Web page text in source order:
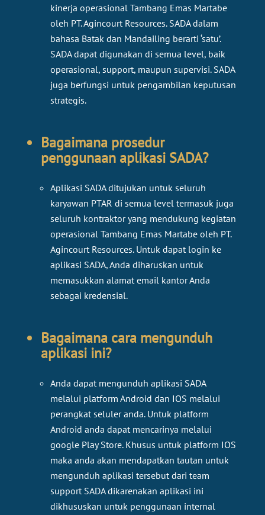
kinerja operasional Tambang Emas Martabe
oleh PT. Agincourt Resources. SADA dalam
bahasa Batak dan Mandailing berarti ‘satu’.
SADA dapat digunakan di semua level, baik
operasional, support, maupun supervisi. SADA
juga berfungsi untuk pengambilan keputusan
strategis.​​​​​​​
Bagaimana prosedur
penggunaan aplikasi SADA?
Aplikasi SADA ditujukan untuk seluruh
karyawan PTAR di semua level termasuk juga
seluruh kontraktor yang mendukung kegiatan
operasional Tambang Emas Martabe oleh PT.
Agincourt Resources. Untuk dapat login ke
aplikasi SADA, Anda diharuskan untuk
memasukkan alamat email kantor Anda
sebagai kredensial. ​​​​​​​
Bagaimana cara mengunduh
aplikasi ini?
​​​​​​​Anda dapat mengunduh aplikasi SADA
melalui platform Android dan IOS melalui
perangkat seluler anda. Untuk platform
Android anda dapat mencarinya melalui
google Play Store. Khusus untuk platform IOS
maka anda akan mendapatkan tautan untuk
mengunduh aplikasi tersebut dari team
support SADA dikarenakan aplikasi ini
dikhususkan untuk penggunaan internal